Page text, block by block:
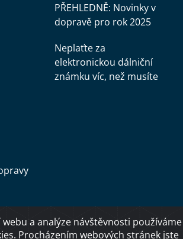
PŘEHLEDNĚ: Novinky v
dopravě pro rok 2025
Neplaťte za
elektronickou dálniční
známku víc, než musíte
a analýze návštěvnosti používáme
Procházením webových stránek jste